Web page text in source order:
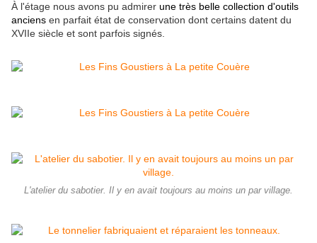
À l'étage nous avons pu admirer une très belle collection d'outils
anciens en parfait état de conservation dont certains datent du
XVIIe siècle et sont parfois signés.
L'atelier du sabotier. Il y en avait toujours au moins un par village.